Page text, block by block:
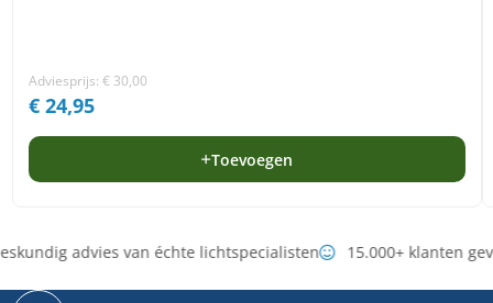
Adviesprijs: €30,00
€24,95
Toevoegen
advies van échte lichtspecialisten 15.000+ klanten